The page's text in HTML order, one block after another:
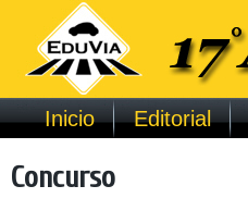
Inicio Editorial
Concurso